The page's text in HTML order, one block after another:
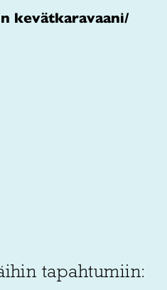
kevätkaravaani/
tapahtumiin: